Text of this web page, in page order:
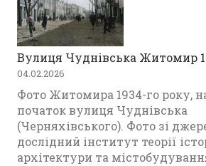
Вулиця Чуднівська Житомир
04.02.2026
Фото Житомира 1934-го року,
початок вулиця Чуднівська
(Черняхівського). Фото зі
дослідний інститут теорії
архітектури та